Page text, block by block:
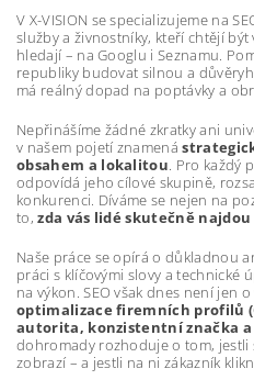
V X-VISION se specializujeme na
služby a živnostníky, kteří chtějí
hledají – na Googlu i Seznamu.
republiky budovat silnou a
má reálný dopad na poptávky a
Nepřinášíme žádné zkratky ani
v našem pojetí znamená
obsahem a lokalitou. Pro každý
odpovídá jeho cílové skupině,
konkurenci. Díváme se nejen na
to,zda vás lidé skutečně najdou
Naše práce se opírá o důkladnou
práci s klíčovými slovy a technické
na výkon. SEO však dnes není jen
optimalizace firemních profilů
autorita, konzistentní značka
dohromady rozhoduje o tom, jestli
zobrazí – a jestli na ni zákazník